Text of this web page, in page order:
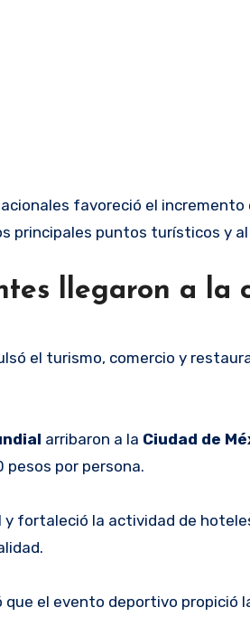
favoreció el incremento
principales puntos turísticos y al
llegaron a la
el turismo, comercio y
arribaron a la Ciudad de
pesos por persona.
fortaleció la actividad de
que el evento deportivo propició